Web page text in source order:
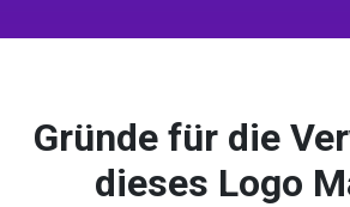
Gründe für die
dieses Logo